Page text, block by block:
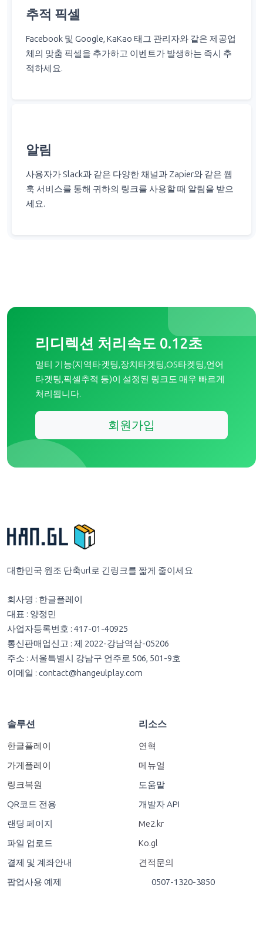
Facebook 및 Google, KaKao 태그 관리자와 같은 제공업
체의 맞춤 픽셀을 추가하고 이벤트가 발생하는 즉시 추
적하세요.
사용자가 Slack과 같은 다양한 채널과 Zapier와 같은 웹
훅 서비스를 통해 귀하의 링크를 사용할 때 알림을 받으
세요.
리디렉션 처리속도 0.12초
멀티 기능(지역타겟팅,장치타겟팅,OS타켓팅,언어
타겟팅,픽셀추적 등)이 설정된 링크도 매우 빠르게
처리됩니다.
회원가입
대표 : 양정민
사업자등록번호 : 417-01-40925
통신판매업신고 : 제 2022-강남역삼-05206
주소 : 서울특별시 강남구 언주로 506, 501-9호
이메일 : contact@hangeulplay.com
한글플레이
가게플레이
링크복원
QR코드 전용
랜딩 페이지
파일 업로드
결제 및 계좌안내
팝업사용 예제
연혁
메뉴얼
도움말
개발자 API
Me2.kr
Ko.gl
견적문의
0507-1320-3850